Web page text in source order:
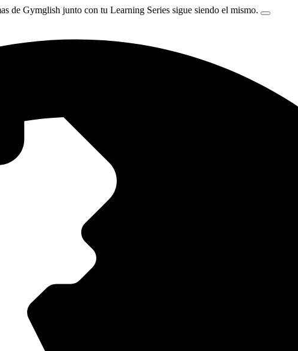
de Gymglish junto con tu Learning Series sigue siendo el mismo.